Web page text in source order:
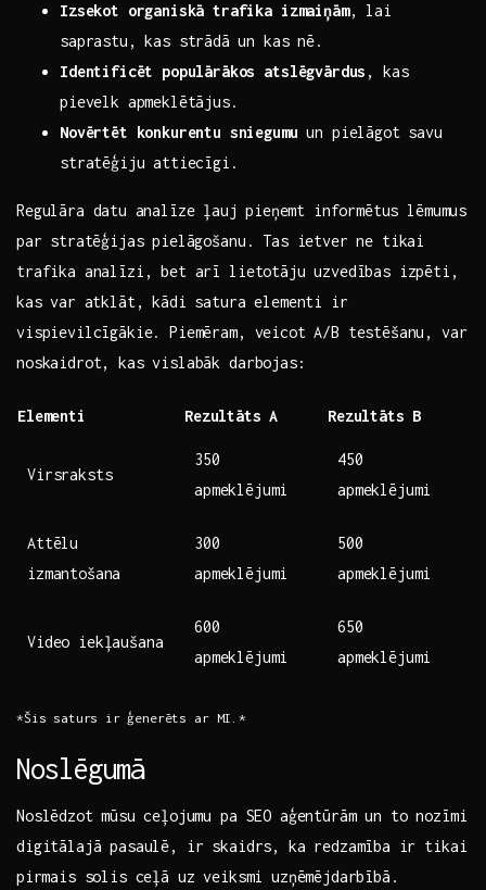
Izsekot organiskā trafika izmaiņām, lai
saprastu, kas strādā ⁣un kas nē.
Identificēt populārākos​ atslēgvārdus , kas
pievelk apmeklētājus.
Novērtēt konkurentu sniegumu un pielāgot savu
stratēģiju attiecīgi.
Regulāra datu⁣ analīze ⁤ļauj⁣ pieņemt informētus lēmumus
par⁤ stratēģijas ‍pielāgošanu. Tas ietver ne ‍tikai
trafika analīzi, bet arī lietotāju uzvedības izpēti,
kas var ⁣atklāt, kādi satura ‍elementi ir
vispievilcīgākie. Piemēram, veicot A/B testēšanu, var
noskaidrot, kas vislabāk darbojas:
Elementi Rezultāts A Rezultāts⁤ B
Virsraksts
350
apmeklējumi
450
apmeklējumi
Attēlu
‌izmantošana
300
apmeklējumi
500
apmeklējumi
Video iekļaušana
600
apmeklējumi
650
apmeklējumi
*Šis saturs ir ⁢ģenerēts ar MI.*
Noslēgumā
Noslēdzot⁣ mūsu ceļojumu pa SEO aģentūrām un to nozīmi
digitālajā pasaulē, ir skaidrs, ka​ redzamība⁣ ir tikai
⁢pirmais solis ​ceļā ‌uz veiksmi uzņēmējdarbībā.